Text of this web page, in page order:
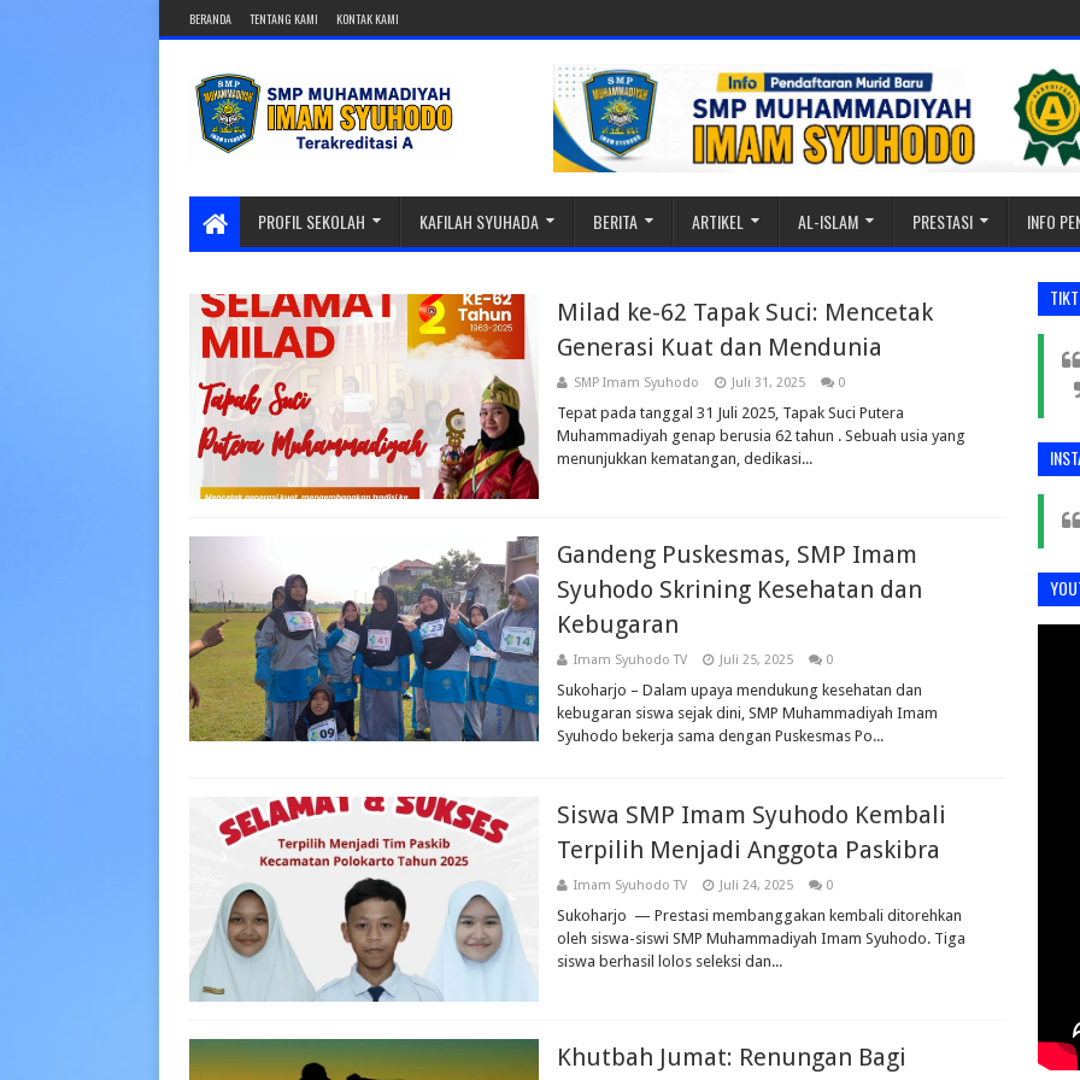
BERANDA TENTANG KAMI KONTAK KAMI
PROFIL SEKOLAH KAFILAH SYUHADA BERITA ARTIKEL AL-ISLAM PRESTASI INFO
Milad ke-62 Tapak Suci: Mencetak
Generasi Kuat dan Mendunia
SMP Imam Syuhodo Juli 31, 2025 0
Tepat pada tanggal 31 Juli 2025, Tapak Suci Putera
Muhammadiyah genap berusia 62 tahun . Sebuah usia yang
menunjukkan kematangan, dedikasi...
Gandeng Puskesmas, SMP Imam
Syuhodo Skrining Kesehatan dan
Kebugaran
Imam Syuhodo TV Juli 25, 2025 0
Sukoharjo – Dalam upaya mendukung kesehatan dan
kebugaran siswa sejak dini, SMP Muhammadiyah Imam
Syuhodo bekerja sama dengan Puskesmas Po...
Siswa SMP Imam Syuhodo Kembali
Terpilih Menjadi Anggota Paskibra
Imam Syuhodo TV Juli 24, 2025 0
Sukoharjo — Prestasi membanggakan kembali ditorehkan
oleh siswa-siswi SMP Muhammadiyah Imam Syuhodo. Tiga
siswa berhasil lolos seleksi dan...
Khutbah Jumat: Renungan Bagi